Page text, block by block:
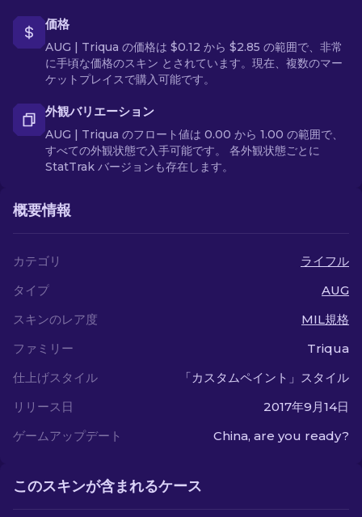
価格
AUG | Triqua の価格は $0.12 から $2.85 の範囲で、非常
に手頃な価格のスキン とされています。現在、複数のマー
ケットプレイスで購入可能です。
外観バリエーション
AUG | Triqua のフロート値は 0.00 から 1.00 の範囲で、
すべての外観状態で入手可能です。 各外観状態ごとに
StatTrak バージョンも存在します。
概要情報
カテゴリ
ライフル
タイプ
AUG
スキンのレア度
MIL規格
ファミリー
Triqua
仕上げスタイル
「カスタムペイント」スタイル
リリース日
2017年9月14日
ゲームアップデート
China, are you ready?
このスキンが含まれるケース